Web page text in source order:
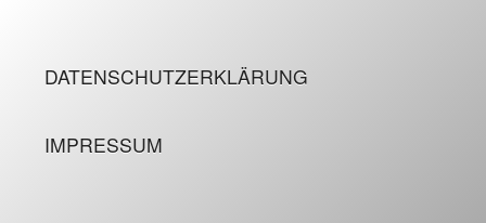
DATENSCHUTZERKLÄRUNG
IMPRESSUM